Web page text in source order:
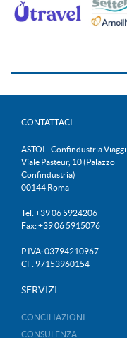
CONTATTACI
ASTOI - Confindustria Viaggi
Viale Pasteur, 10 (Palazzo
Confindustria)
00144 Roma
Tel: +39 06 5924206
Fax: +39 06 5915076
P.IVA: 03794210967
CF: 97153960154
SERVIZI
CONCILIAZIONI
CONSULENZA